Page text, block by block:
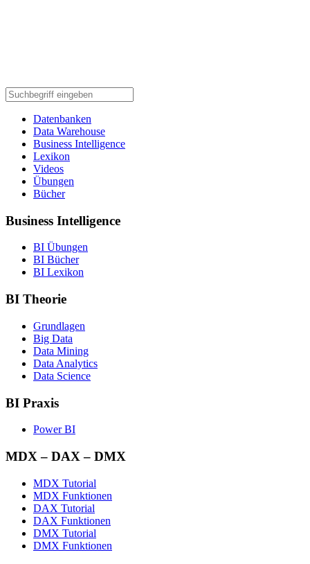
Datenbanken
Data Warehouse
Business Intelligence
Lexikon
Videos
Übungen
Bücher
Business Intelligence
BI Übungen
BI Bücher
BI Lexikon
BI Theorie
Grundlagen
Big Data
Data Mining
Data Analytics
Data Science
BI Praxis
Power BI
MDX – DAX – DMX
MDX Tutorial
MDX Funktionen
DAX Tutorial
DAX Funktionen
DMX Tutorial
DMX Funktionen